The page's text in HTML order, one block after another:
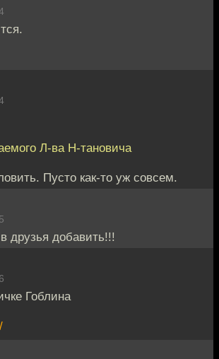
Л-ва Н-тановича
Пусто как-то уж совсем.
друзья добавить!!!
Гоблина